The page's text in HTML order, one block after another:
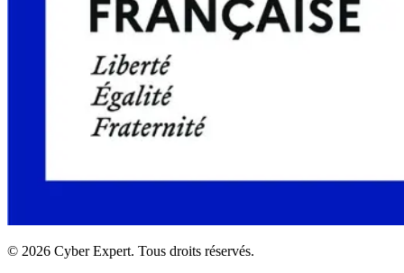
© 2026 Cyber Expert. Tous droits réservés.